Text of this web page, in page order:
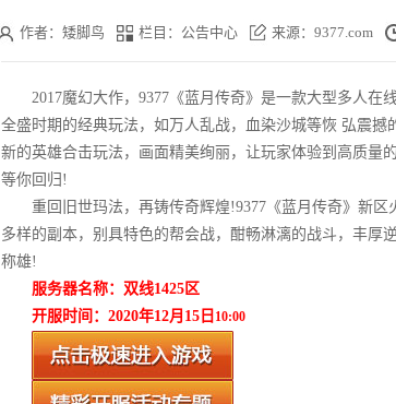
作者：矮脚鸟 栏目：公告中心 来源：9377.com
2017魔幻大作，9377《蓝月传奇》是一款大型多人在
全盛时期的经典玩法，如万人乱战，血染沙城等恢 弘震
新的英雄合击玩法，画面精美绚丽，让玩家体验到高质量
等你回归!
重回旧世玛法，再铸传奇辉煌!9377《蓝月传奇》新区
多样的副本，别具特色的帮会战，酣畅淋漓的战斗，丰厚
称雄!
服务器名称：双线1425 区
开服时间：2020年12月15 日 10:00